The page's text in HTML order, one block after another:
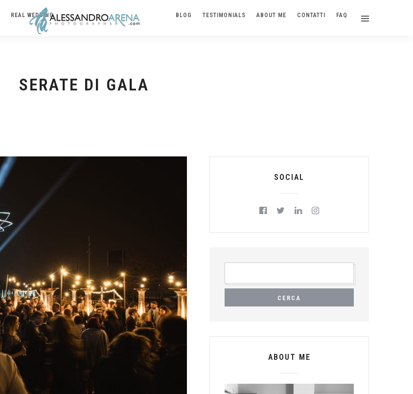
REAL WEDDING BLOG TESTIMONIALS ABOUT ME CONTATTI FAQ
SERATE DI GALA
SOCIAL
ABOUT ME